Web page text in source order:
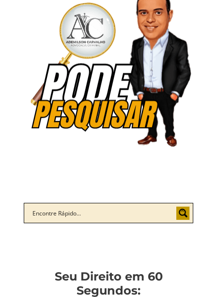
Seu Direito em 60
Segundos: